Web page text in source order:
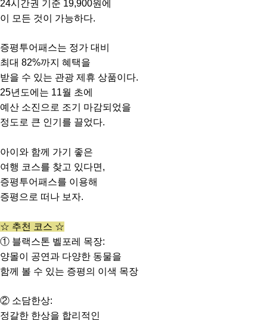
24시간권 기준 19,900원에
이 모든 것이 가능하다.
증평투어패스는 정가 대비
최대 82%까지 혜택을
받을 수 있는 관광 제휴 상품이다.
25년도에는 11월 초에
예산 소진으로 조기 마감되었을
정도로 큰 인기를 끌었다.
아이와 함께 가기 좋은
여행 코스를 찾고 있다면,
증평투어패스를 이용해
증평으로 떠나 보자.
☆ 추천 코스 ☆
① 블랙스톤 벨포레 목장:
양몰이 공연과 다양한 동물을
함께 볼 수 있는 증평의 이색 목장
② 소담한상:
정갈한 한상을 합리적인